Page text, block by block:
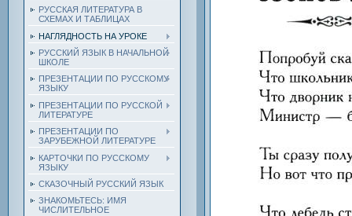
РУССКАЯ ЛИТЕРАТУРА В
СХЕМАХ И ТАБЛИЦАХ
НАГЛЯДНОСТЬ НА УРОКЕ
РУССКИЙ ЯЗЫК В НАЧАЛЬНОЙ
ШКОЛЕ
ПРЕЗЕНТАЦИИ ПО РУССКОМУ
ЯЗЫКУ
ПРЕЗЕНТАЦИИ ПО РУССКОЙ
ЛИТЕРАТУРЕ
ПРЕЗЕНТАЦИИ ПО
ЗАРУБЕЖНОЙ ЛИТЕРАТУРЕ
КАРТОЧКИ ПО РУССКОМУ
ЯЗЫКУ
СКАЗОЧНЫЙ РУССКИЙ ЯЗЫК
ЗНАКОМЬТЕСЬ: ИМЯ
ЧИСЛИТЕЛЬНОЕ